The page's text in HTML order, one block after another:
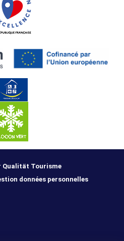
Qualität Tourisme
données personnelles